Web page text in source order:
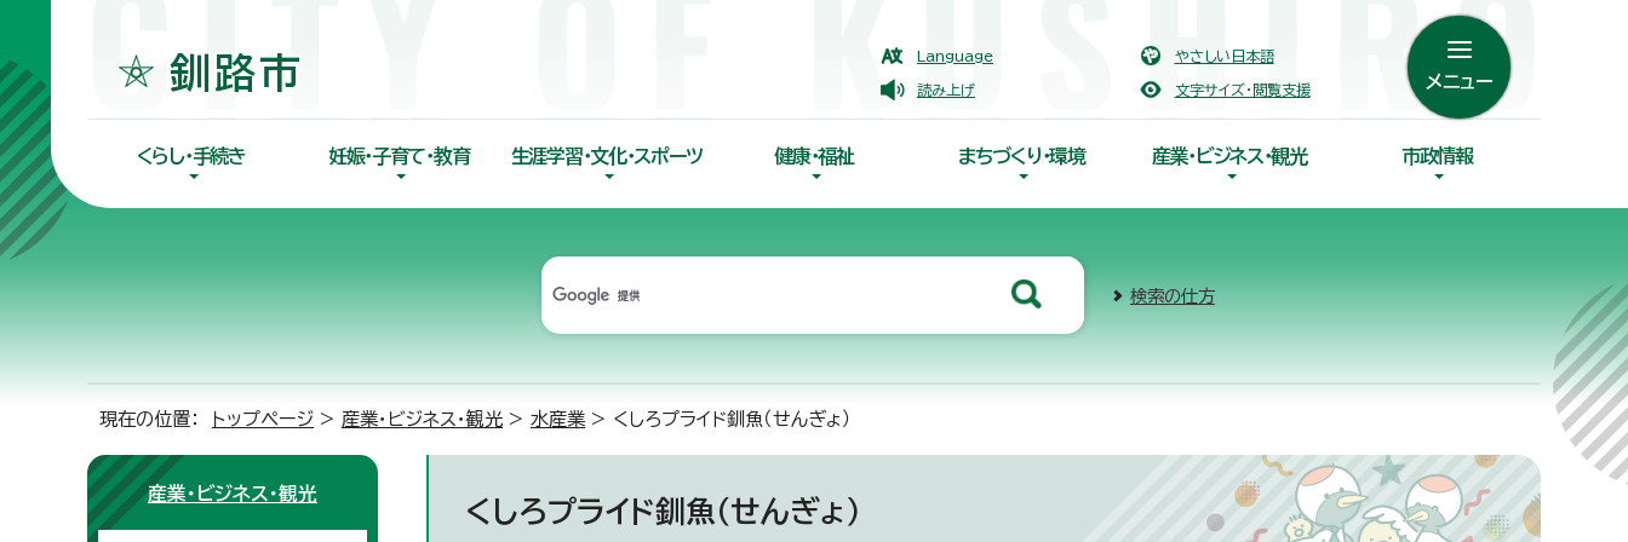
Language やさしい日本語
読み上げ 文字サイズ・閲覧支援 メニュー
くらし・手続き 妊娠・子育て・教育 生涯学習・文化・スポーツ 健康・福祉 まちづくり・環境 産業・ビジネス・観光 市政情報
検索の仕方
現在の位置： トップページ > 産業・ビジネス・観光 > 水産業 > くしろプライド釧魚（せんぎょ）
くしろプライド釧魚（せんぎょ）
産業・ビジネス・観光